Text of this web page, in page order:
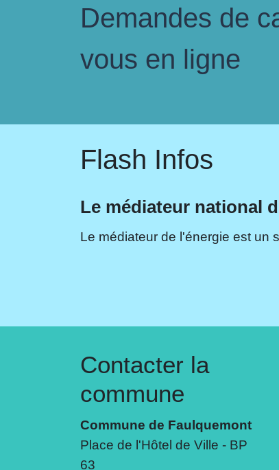
Demandes de
vous en ligne
Flash Infos
Le médiateur national
Le médiateur de l'énergie est un
Contacter la
commune
Commune de Faulquemont
Place de l'Hôtel de Ville - BP
63